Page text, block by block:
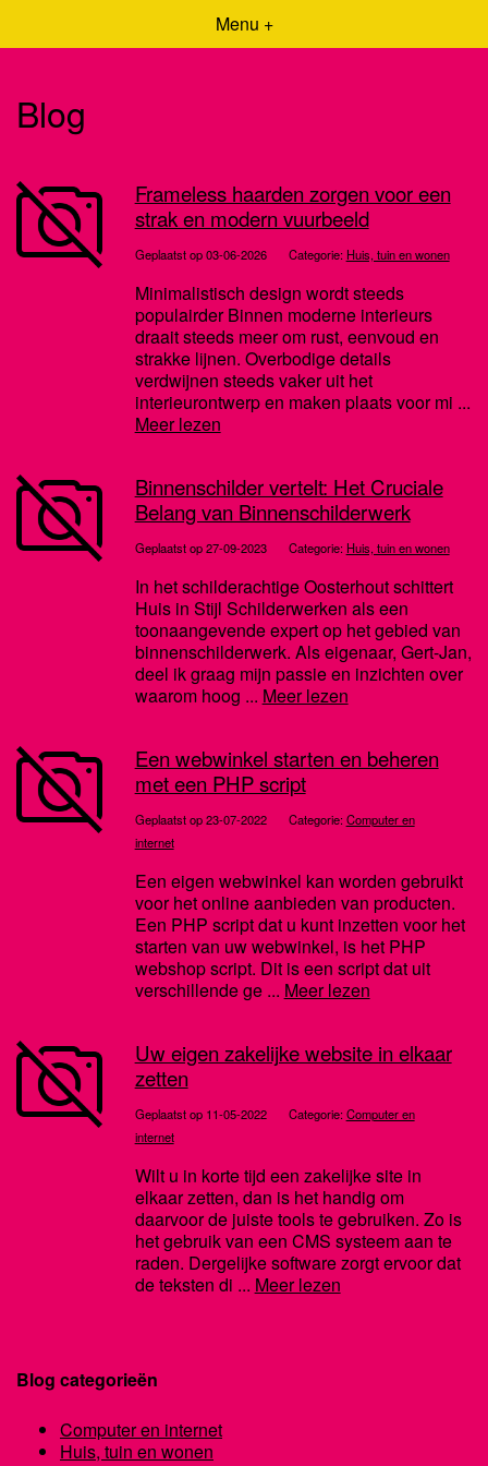
Menu +
Blog
Frameless haarden zorgen voor een
strak en modern vuurbeeld
Geplaatst op 03-06-2026 Categorie: Huis, tuin en wonen
Minimalistisch design wordt steeds
populairder Binnen moderne interieurs
draait steeds meer om rust, eenvoud en
strakke lijnen. Overbodige details
verdwijnen steeds vaker uit het
interieurontwerp en maken plaats voor mi ...
Meer lezen
Binnenschilder vertelt: Het Cruciale
Belang van Binnenschilderwerk
Geplaatst op 27-09-2023 Categorie: Huis, tuin en wonen
In het schilderachtige Oosterhout schittert
Huis in Stijl Schilderwerken als een
toonaangevende expert op het gebied van
binnenschilderwerk. Als eigenaar, Gert-Jan,
deel ik graag mijn passie en inzichten over
waarom hoog ... Meer lezen
Een webwinkel starten en beheren
met een PHP script
Geplaatst op 23-07-2022 Categorie:Computer en
internet
Een eigen webwinkel kan worden gebruikt
voor het online aanbieden van producten.
Een PHP script dat u kunt inzetten voor het
starten van uw webwinkel, is het PHP
webshop script. Dit is een script dat uit
verschillende ge ... Meer lezen
Uw eigen zakelijke website in elkaar
zetten
Geplaatst op 11-05-2022 Categorie:Computer en
internet
Wilt u in korte tijd een zakelijke site in
elkaar zetten, dan is het handig om
daarvoor de juiste tools te gebruiken. Zo is
het gebruik van een CMS systeem aan te
raden. Dergelijke software zorgt ervoor dat
de teksten di ... Meer lezen
Blog categorieën
Computer en internet
Huis, tuin en wonen